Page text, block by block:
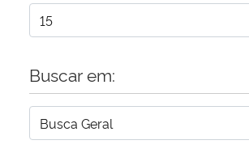
Buscar em: